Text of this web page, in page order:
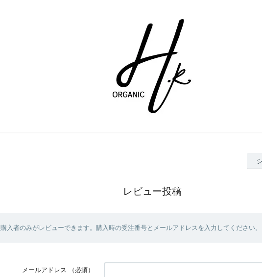
レビュー投稿
購入者のみがレビューできます。購入時の受注番号とメールアドレスを入力してください。
メールアドレス （必須）